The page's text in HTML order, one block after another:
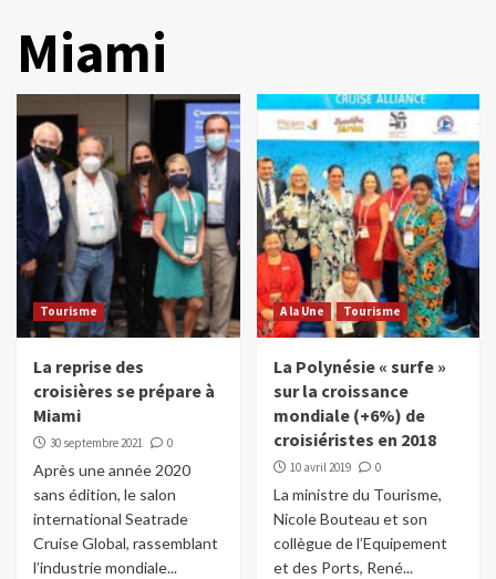
Miami
Tourisme
La reprise des
croisières se prépare à
Miami
30 septembre 2021 0
Après une année 2020
sans édition, le salon
international Seatrade
Cruise Global, rassemblant
l’industrie mondiale...
A la Une Tourisme
La Polynésie « surfe »
sur la croissance
mondiale (+6%) de
croisiéristes en 2018
10 avril 2019 0
La ministre du Tourisme,
Nicole Bouteau et son
collègue de l’Equipement
et des Ports, René...